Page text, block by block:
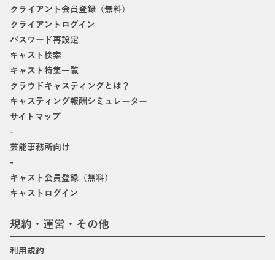
クライアント会員登録（無料）
クライアントログイン
パスワード再設定
キャスト検索
キャスト特集一覧
クラウドキャスティングとは？
キャスティング報酬シミュレーター
サイトマップ
-
芸能事務所向け
-
キャスト会員登録（無料）
キャストログイン
規約・運営・その他
利用規約